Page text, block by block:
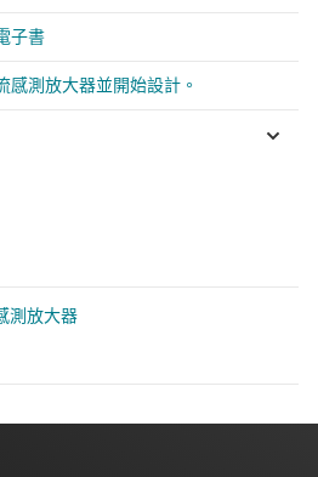
子書
感測放大器並開始設計。
測放大器